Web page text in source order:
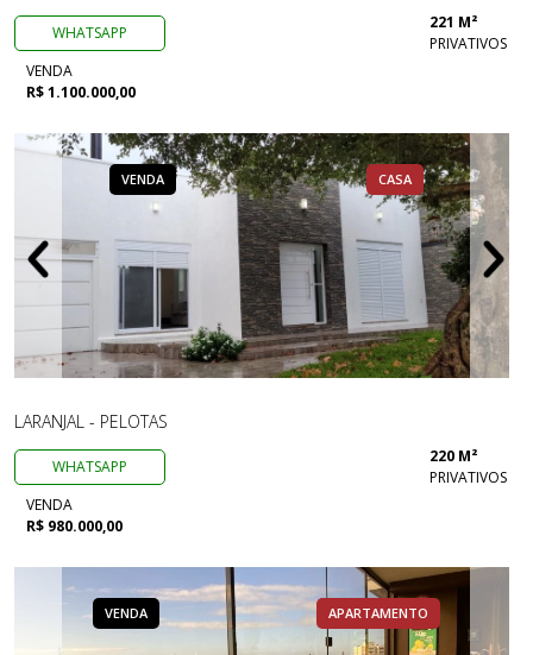
WHATSAPP
221 M²
PRIVATIVOS
VENDA
R$ 1.100.000,00
VENDA CASA
LARANJAL - PELOTAS
WHATSAPP
220 M²
PRIVATIVOS
VENDA
R$ 980.000,00
VENDA APARTAMENTO